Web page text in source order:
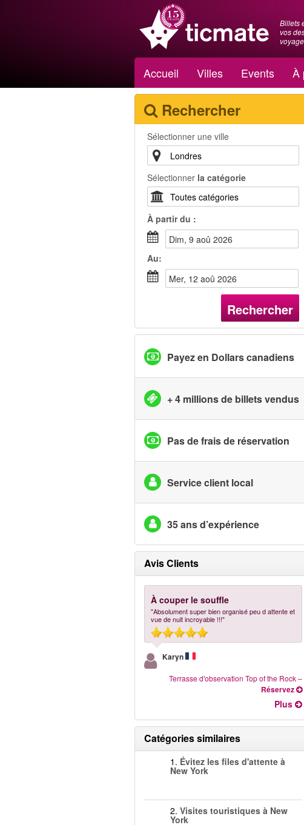
Billets
vos
voyage
Accueil Villes Events À
Rechercher
Sélectionner une ville
Sélectionner la catégorie
À partir du :
dim, 9 aoû 2026
Au:
mer, 12 aoû 2026
Rechercher
Payez en Dollars canadiens
+ 4 millions de billets vendus
Pas de frais de réservation
Service client local
35 ans d’expérience
Avis Clients
À couper le souffle
"Absolument super bien organisé peu d attente et
vue de nuit incroyable !!!"
Karyn
Terrasse d'observation Top of the Rock–
Réservez
Plus
Catégories similaires
1. Évitez les files d'attente à
New York
2. Visites touristiques à New
York